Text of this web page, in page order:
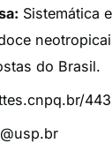
Sistemática
do Brasil.